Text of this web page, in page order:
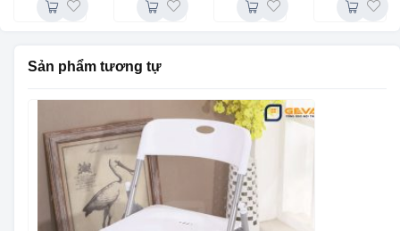
Sản phẩm tương tự